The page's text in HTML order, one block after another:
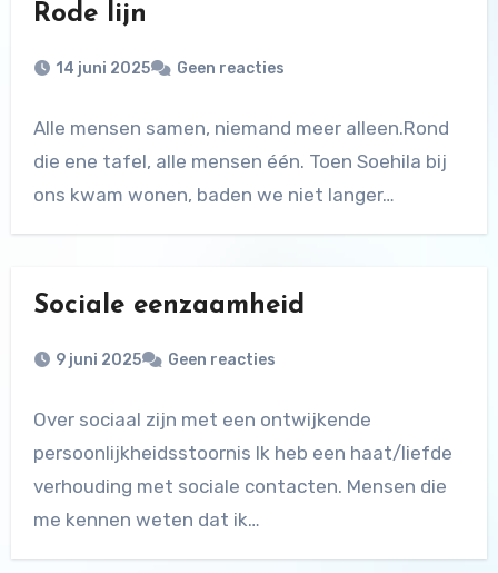
Rode lijn
14 juni 2025 Geen reacties
Alle mensen samen, niemand meer alleen.Rond
die ene tafel, alle mensen één. Toen Soehila bij
ons kwam wonen, baden we niet langer…
Sociale eenzaamheid
9 juni 2025 Geen reacties
Over sociaal zijn met een ontwijkende
persoonlijkheidsstoornis Ik heb een haat/liefde
verhouding met sociale contacten. Mensen die
me kennen weten dat ik…